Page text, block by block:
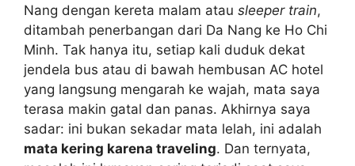
Nang dengan kereta malam atau sleeper train,
ditambah penerbangan dari Da Nang ke Ho Chi
Minh. Tak hanya itu, setiap kali duduk dekat
jendela bus atau di bawah hembusan AC hotel
yang langsung mengarah ke wajah, mata saya
terasa makin gatal dan panas. Akhirnya saya
sadar: ini bukan sekadar mata lelah, ini adalah
mata kering karena traveling. Dan ternyata,